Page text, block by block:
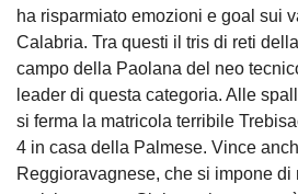
ha risparmiato emozioni e goal sui
Calabria. Tra questi il tris di reti
campo della Paolana del neo
leader di questa categoria. Alle
si ferma la matricola terribile
4 in casa della Palmese. Vince
Reggioravagnese, che si impone di